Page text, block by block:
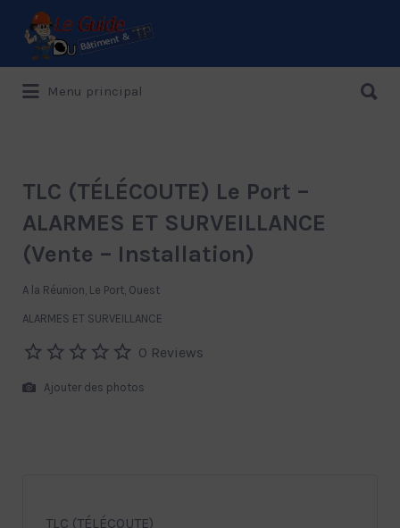
Le Guide de référence depuis 1995
Rechercher:
Menu principal
TLC (TÉLÉCOUTE) Le Port –
ALARMES ET SURVEILLANCE
(Vente – Installation)
A la Réunion, Le Port, Ouest
ALARMES ET SURVEILLANCE
0 Reviews
Ajouter des photos
TLC (TÉLÉCOUTE)